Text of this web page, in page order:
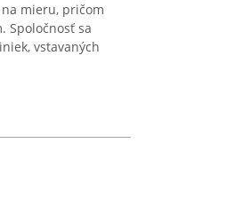
mieru, pričom
Spoločnosť sa
vstavaných